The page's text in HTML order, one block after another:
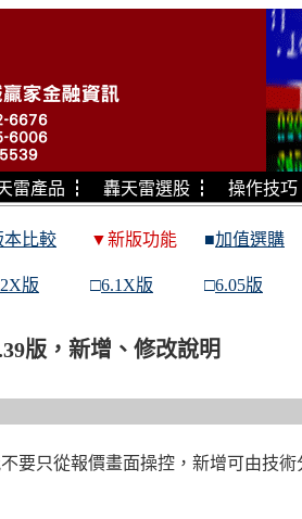
雷產品 ┇ 轟天雷選股 ┇ 操作技巧
本比較 ▼新版功能 ■加值選購
版 □6.1X版 □6.05版
版，新增、修改說明
要只從報價畫面操控，新增可由技